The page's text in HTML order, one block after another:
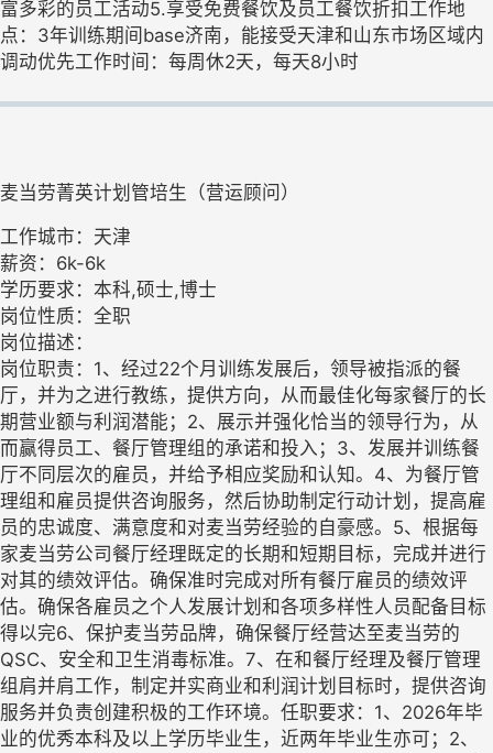
富多彩的员工活动5.享受免费餐饮及员工餐饮折扣工作地
点：3年训练期间base济南，能接受天津和山东市场区域内
调动优先工作时间：每周休2天，每天8小时
麦当劳菁英计划管培生（营运顾问）
工作城市：天津
薪资：6k-6k
学历要求：本科,硕士,博士
岗位性质：全职
岗位描述：
岗位职责：1、经过22个月训练发展后，领导被指派的餐
厅，并为之进行教练，提供方向，从而最佳化每家餐厅的长
期营业额与利润潜能；2、展示并强化恰当的领导行为，从
而赢得员工、餐厅管理组的承诺和投入；3、发展并训练餐
厅不同层次的雇员，并给予相应奖励和认知。4、为餐厅管
理组和雇员提供咨询服务，然后协助制定行动计划，提高雇
员的忠诚度、满意度和对麦当劳经验的自豪感。5、根据每
家麦当劳公司餐厅经理既定的长期和短期目标，完成并进行
对其的绩效评估。确保准时完成对所有餐厅雇员的绩效评
估。确保各雇员之个人发展计划和各项多样性人员配备目标
得以完6、保护麦当劳品牌，确保餐厅经营达至麦当劳的
QSC、安全和卫生消毒标准。7、在和餐厅经理及餐厅管理
组肩并肩工作，制定并实商业和利润计划目标时，提供咨询
服务并负责创建积极的工作环境。任职要求：1、2026年毕
业的优秀本科及以上学历毕业生，近两年毕业生亦可；2、